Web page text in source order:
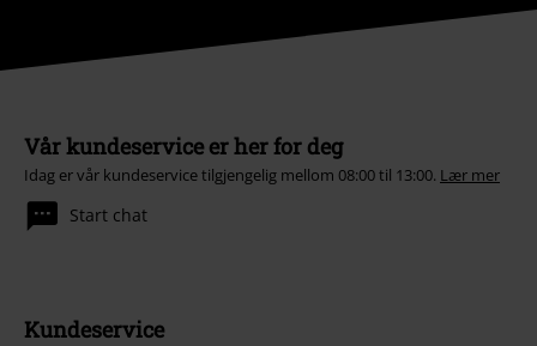
Vår kundeservice er her for deg
Idag er vår kundeservice tilgjengelig mellom 08:00 til 13:00. Lær mer
Start chat
Kundeservice